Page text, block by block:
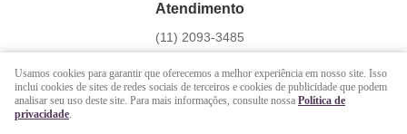
Atendimento
(11) 2093-3485
Seg a Sex - 09 hrs às 17:00 hrs / Sáb - 09 hrs às 13 hrs.
atendimento@saxshop.com.br
Usamos cookies para garantir que oferecemos a melhor experiência em nosso site. Isso
inclui cookies de sites de redes sociais de terceiros e cookies de publicidade que podem
analisar seu uso deste site. Para mais informações, consulte nossa Política de
privacidade.